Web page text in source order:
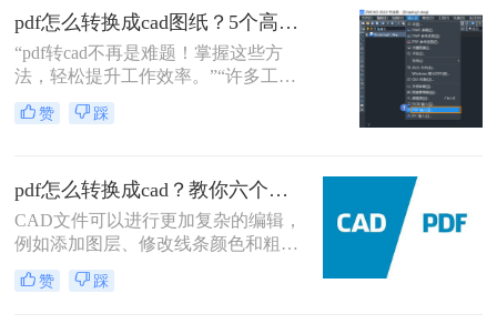
的方法，帮助您顺利完成PDF到CAD
图的转换。
pdf怎么转换成cad图纸？5个高效方法详解！
“pdf转cad不再是难题！掌握这些方
法，轻松提升工作效率。”“许多工程
师和设计师都在问：‘PDF怎么转换成
CAD图纸？’ 其实，通过几种高效方
赞 踩
pdf怎么转换成cad？教你六个方法
CAD文件可以进行更加复杂的编辑，
例如添加图层、修改线条颜色和粗细
等，而PDF文件则只能进行简单的编
辑操作。CAD软件中还可以添加文字
赞 踩